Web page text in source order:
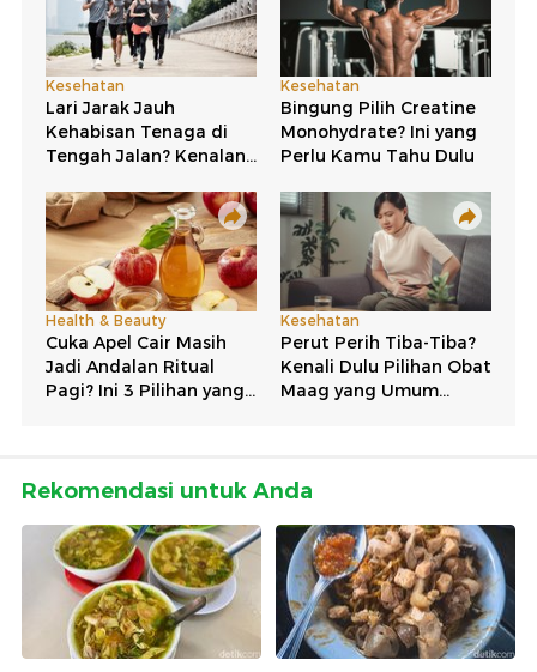
Rekomendasi untuk Anda